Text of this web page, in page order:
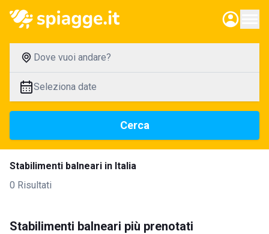
Dove vuoi andare?
Seleziona date
Cerca
Stabilimenti balneari in Italia
0 Risultati
Stabilimenti balneari più prenotati